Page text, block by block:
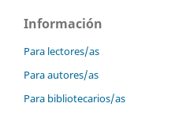
Información
Para lectores/as
Para autores/as
Para bibliotecarios/as